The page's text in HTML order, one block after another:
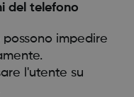
del telefono
impedire
l'utente su